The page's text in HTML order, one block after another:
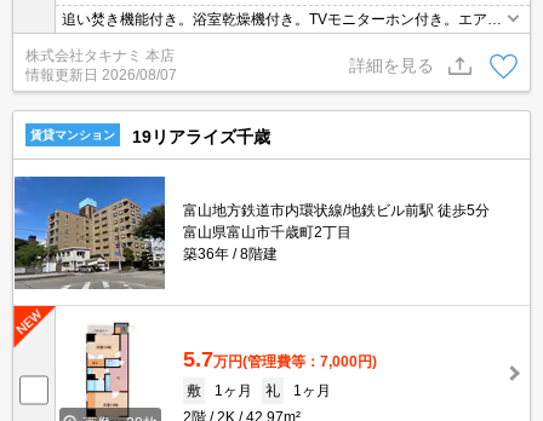
追い焚き機能付き。浴室乾燥機付き。TVモニターホン付き。エアコ
ンあり。温水洗浄便座あり。
株式会社タキナミ 本店
情報更新日 2026/08/07
詳細を見る
賃貸マンション 19リアライズ千歳
富山地方鉄道市内環状線/地鉄ビル前駅 徒歩5分
富山県富山市千歳町2丁目
築36年
8階建
5.7万円(管理費等：7,000円)
敷
1ヶ月 礼
1ヶ月
2階
2K 42.97m²